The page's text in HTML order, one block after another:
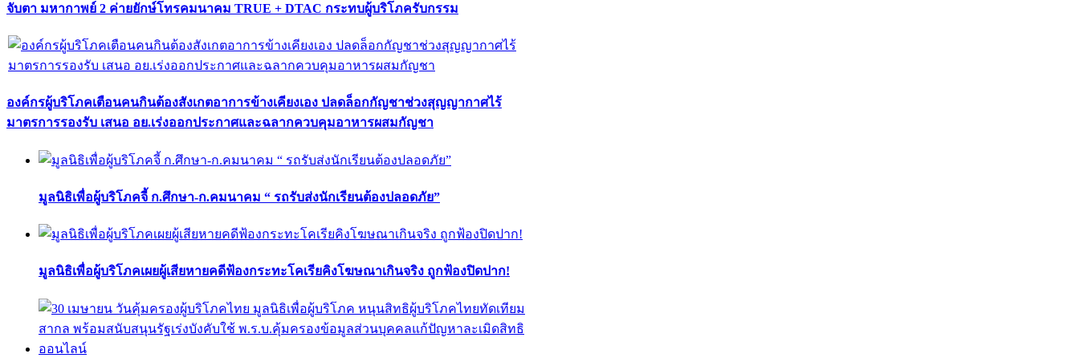
จับตา มหากาพย์ 2 ค่ายยักษ์โทรคมนาคม TRUE + DTAC กระทบผู้บริโภครับกรรม
องค์กรผู้บริโภคเตือนคนกินต้องสังเกตอาการข้างเคียงเอง ปลดล็อกกัญชาช่วงสุญญากาศไร้
มาตรการรองรับ เสนอ อย.เร่งออกประกาศและฉลากควบคุมอาหารผสมกัญชา
มูลนิธิเพื่อผู้บริโภคจี้ ก.ศึกษา-ก.คมนาคม “ รถรับส่งนักเรียนต้องปลอดภัย”
มูลนิธิเพื่อผู้บริโภคเผยผู้เสียหายคดีฟ้องกระทะโคเรียคิงโฆษณาเกินจริง ถูกฟ้องปิดปาก!